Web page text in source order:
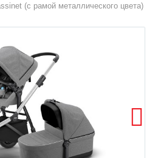
(с рамой металлического цвета)